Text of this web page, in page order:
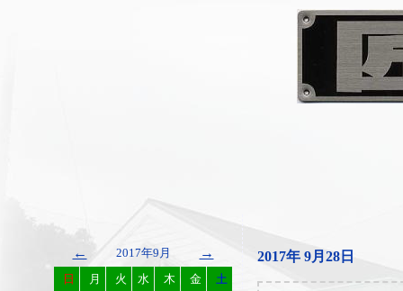
← 2017年9月 →
日 月 火 水 木 金 土
2017年 9月28日